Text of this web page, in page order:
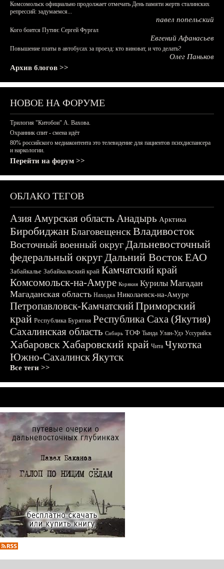
Комсомольск официально продолжает отмечать День памяти жертв сталинских
репрессий: задумаемся...
павел попельский
Кого боится Путин: Сергей Фургал
Евгений Афанасьев
Повышение платы в автобусах за проезд: кто виноват, и что делать?
Олег Паньков
Архив блогов >>
НОВОЕ НА ФОРУМЕ
Трилогия "Китобои" А. Вахова.
Охранник спит - смена идёт
80% российского медиаконтента это телевидение для пациентов психдиспансера
и наркологии.
Перейти на форум >>
ОБЛАКО ТЕГОВ
АзияАмурская область Анадырь Арктика
БиробиджанБлаговещенскВладивосток
Восточный военный округДальневосточный
федеральный округДальний ВостокЕАО
Забайкалье Забайкальский край Камчатский край
Комсомольск-на-Амуре Корякия Курилы Магадан
Магаданская область Находка Николаевск-на-Амуре
Петропавловск-КамчатскийПриморский
край Республика Бурятия Республика Саха (Якутия)
Сахалинская область Сибирь ТОФ Тында Улан-Удэ Уссурийск
ХабаровскХабаровский край Чита Чукотка
Южно-СахалинскЯкутск
Все теги >>